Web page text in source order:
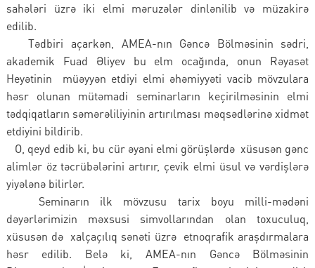
sahələri üzrə iki elmi məruzələr dinlənilib və müzakirə
edilib.
Tədbiri açarkən, AMEA-nın Gəncə Bölməsinin sədri,
akademik Fuad Əliyev bu elm ocağında, onun Rəyasət
Heyətinin müəyyən etdiyi elmi əhəmiyyəti vacib mövzulara
həsr olunan mütəmadi seminarların keçirilməsinin elmi
tədqiqatların səmərəliliyinin artırılması məqsədlərinə xidmət
etdiyini bildirib.
O, qeyd edib ki, bu cür əyani elmi görüşlərdə xüsusən gənc
alimlər öz təcrübələrini artırır, çevik elmi üsul və vərdişlərə
yiyələnə bilirlər.
Seminarın ilk mövzusu tarix boyu milli-mədəni
dəyərlərimizin məxsusi simvollarından olan toxuculuq,
xüsusən də xalçaçılıq sənəti üzrə etnoqrafik araşdırmalara
həsr edilib. Belə ki, AMEA-nın Gəncə Bölməsinin